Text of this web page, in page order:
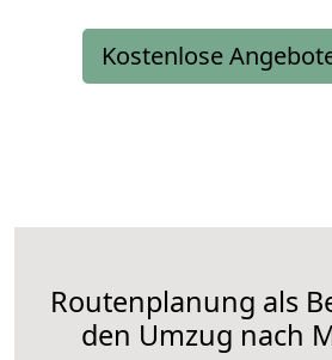
Kostenlose
Routenplanung als
den Umzug nach